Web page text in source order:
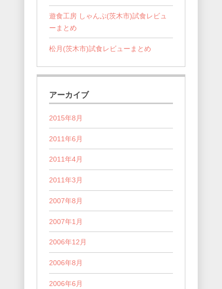
遊食工房 しゃんぷ(茨木市)試食レビュ
ーまとめ
松月(茨木市)試食レビューまとめ
アーカイブ
2015年8月
2011年6月
2011年4月
2011年3月
2007年8月
2007年1月
2006年12月
2006年8月
2006年6月